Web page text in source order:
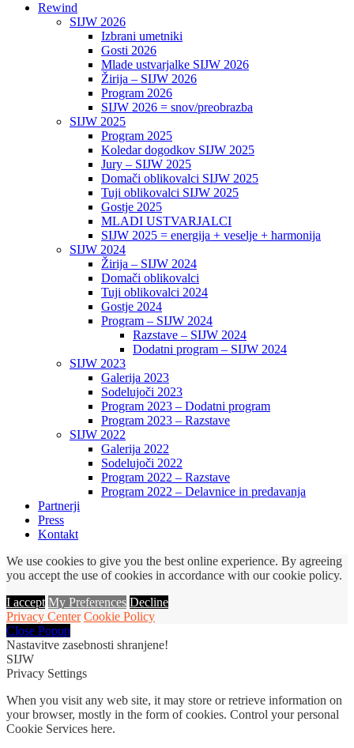
Rewind
SIJW 2026
Izbrani umetniki
Gosti 2026
Mlade ustvarjalke SIJW 2026
Žirija – SIJW 2026
Program 2026
SIJW 2026 = snov/preobrazba
SIJW 2025
Program 2025
Koledar dogodkov SIJW 2025
Jury – SIJW 2025
Domači oblikovalci SIJW 2025
Tuji oblikovalci SIJW 2025
Gostje 2025
MLADI USTVARJALCI
SIJW 2025 = energija + veselje + harmonija
SIJW 2024
Žirija – SIJW 2024
Domači oblikovalci
Tuji oblikovalci 2024
Gostje 2024
Program – SIJW 2024
Razstave – SIJW 2024
Dodatni program – SIJW 2024
SIJW 2023
Galerija 2023
Sodelujoči 2023
Program 2023 – Dodatni program
Program 2023 – Razstave
SIJW 2022
Galerija 2022
Sodelujoči 2022
Program 2022 – Razstave
Program 2022 – Delavnice in predavanja
Partnerji
Press
Kontakt
We use cookies to give you the best online experience. By agreeing
you accept the use of cookies in accordance with our cookie policy.
I accept My Preferences Decline
Privacy Center Cookie Policy
Close Popup
Nastavitve zasebnosti shranjene!
SIJW
Privacy Settings
When you visit any web site, it may store or retrieve information on
your browser, mostly in the form of cookies. Control your personal
Cookie Services here.